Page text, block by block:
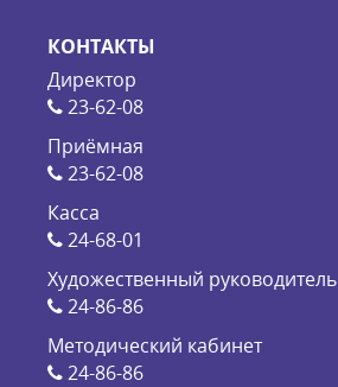
КОНТАКТЫ
Директор
23-62-08
Приёмная
23-62-08
Касса
24-68-01
Художественный руководитель
24-86-86
Методический кабинет
24-86-86